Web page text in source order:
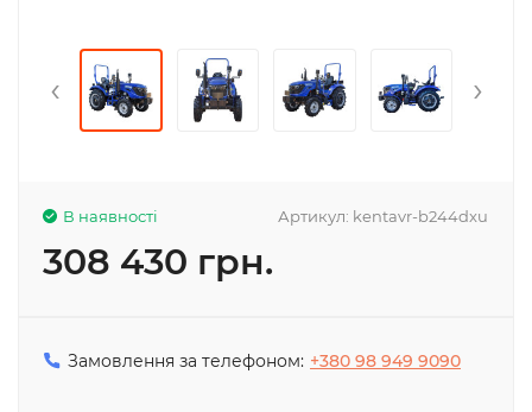
‹ ›
Артикул: kentavr-b244dxu
В наявності
308 430 грн.
Замовлення за телефоном: +380 98 949 9090